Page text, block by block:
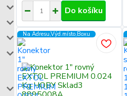
Do košíku
Na Adresu,Výd.místo,Boxu